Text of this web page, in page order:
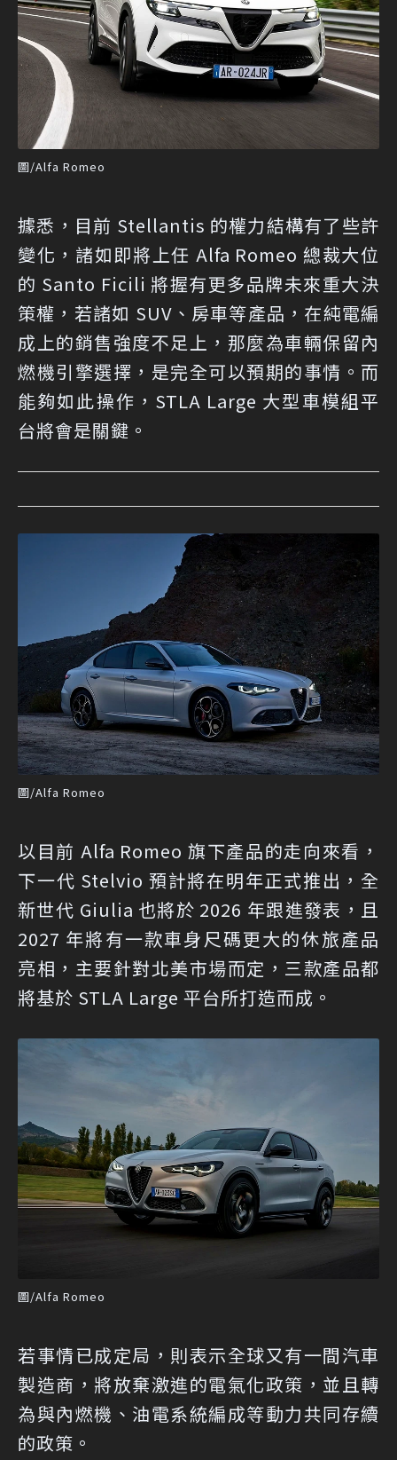
圖/Alfa Romeo
據悉，目前 Stellantis 的權力結構有了些許
變化，諸如即將上任 Alfa Romeo 總裁大位
的 Santo Ficili 將握有更多品牌未來重大決
策權，若諸如 SUV、房車等產品，在純電編
成上的銷售強度不足上，那麼為車輛保留內
燃機引擎選擇，是完全可以預期的事情。而
能夠如此操作，STLA Large 大型車模組平
台將會是關鍵。
圖/Alfa Romeo
以目前 Alfa Romeo 旗下產品的走向來看，
下一代 Stelvio 預計將在明年正式推出，全
新世代 Giulia 也將於 2026 年跟進發表，且
2027 年將有一款車身尺碼更大的休旅產品
亮相，主要針對北美市場而定，三款產品都
將基於 STLA Large 平台所打造而成。
圖/Alfa Romeo
若事情已成定局，則表示全球又有一間汽車
製造商，將放棄激進的電氣化政策，並且轉
為與內燃機、油電系統編成等動力共同存續
的政策。